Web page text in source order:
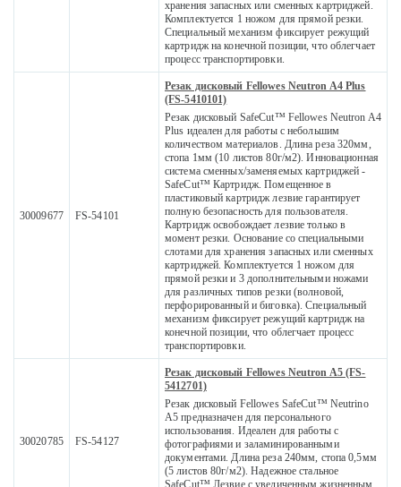
хранения запасных или сменных картриджей.
Комплектуется 1 ножом для прямой резки.
Специальный механизм фиксирует режущий
картридж на конечной позиции, что облегчает
процесс транспортировки.
30009677 FS-54101
Резак дисковый Fellowes Neutron A4 Plus
(FS-5410101)
Резак дисковый SafeCut™ Fellowes Neutron A4
Plus идеален для работы с небольшим
количеством материалов. Длина реза 320мм,
стопа 1мм (10 листов 80г/м2). Инновационная
система сменных/заменяемых картриджей -
SafeCut™ Картридж. Помещенное в
пластиковый картридж лезвие гарантирует
полную безопасность для пользователя.
Картридж освобождает лезвие только в
момент резки. Основание со специальными
слотами для хранения запасных или сменных
картриджей. Комплектуется 1 ножом для
прямой резки и 3 дополнительными ножами
для различных типов резки (волновой,
перфорированный и биговка). Специальный
механизм фиксирует режущий картридж на
конечной позиции, что облегчает процесс
транспортировки.
30020785 FS-54127
Резак дисковый Fellowes Neutron A5 (FS-
5412701)
Резак дисковый Fellowes SafeCut™ Neutrino
A5 предназначен для персонального
использования. Идеален для работы с
фотографиями и заламинированными
документами. Длина реза 240мм, стопа 0,5мм
(5 листов 80г/м2). Надежное стальное